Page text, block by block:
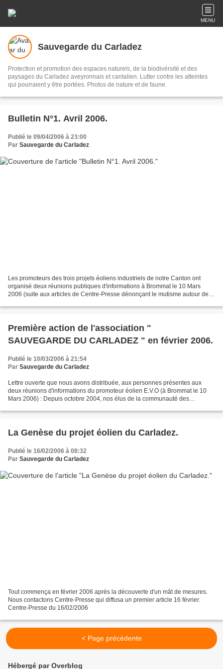
MENU
Sauvegarde du Carladez
Protection et promotion des espaces naturels, de la biodivérsité et des
paysages du Carladez aveyronnais et cantalien. Lutter contre les atteintes
qui pourraient y être portées. Photos de nature et de faune.
Bulletin N°1. Avril 2006.
Publié le 09/04/2006 à 23:00
Par Sauvegarde du Carladez
Les promoteurs des trois projets éoliens industriels de notre Canton ont
organisé deux réunions publiques d'informations à Brommat le 10 Mars
2006 (suite aux articles de Centre-Presse dénonçant le mutisme autour de
Première action de l'association "
SAUVEGARDE DU CARLADEZ " en février 2006.
Publié le 10/03/2006 à 21:54
Par Sauvegarde du Carladez
Lettre ouverte que nous avons distribuée, aux personnes présentes aux
deux réunions d'informations du promoteur éolien E.V.O (à Brommat le 10
Mars 2006) : Depuis octobre 2004, nos élus de la communauté des
La Genèse du projet éolien du Carladez.
Publié le 16/02/2006 à 08:32
Par Sauvegarde du Carladez
Tout commença en février 2006 après la découverte d'un mât de mesures.
Nous contactons Centre-Presse qui diffusa un premier article 16 février.
Centre-Presse du 16/02/2006
< Page précédente
Hébergé par Overblog